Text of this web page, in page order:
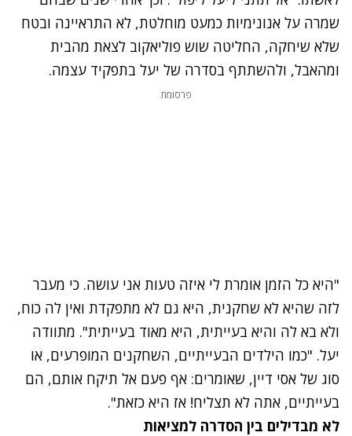
שמרה על אנונימיות כמעט מוחלטת, לא התראיינה ובטח
שלא שיחקה, החליטה שוש פוליאקוב לצאת מהבית
ומהאבל, ולהשתתף בסדרה של יעל בתפקיד עצמה.
פרסומת
"היא כל הזמן אומרת לי איזה טעות אני עושה. כי מעבר
לזה שהיא לא שחקנית, היא גם לא מתפקדת ואין לה כוח,
ולא בא לה והיא בעייתית, היא מאוד בעייתית". מתוודה
יעל. "כמו הילדים הבעייתיים, השחקנים המופרעים, או
סוג של אסי דיין, שאומרים: אף פעם אל תיקח אותם, הם
בעייתיים, אתה לא תצליח! אז היא כזאת".
לא מבדילים בין הסדרה למציאות